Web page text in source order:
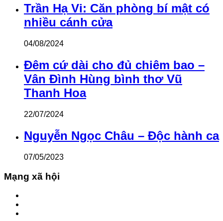
Trần Hạ Vi: Căn phòng bí mật có
nhiều cánh cửa
04/08/2024
Đêm cứ dài cho đủ chiêm bao –
Vân Đình Hùng bình thơ Vũ
Thanh Hoa
22/07/2024
Nguyễn Ngọc Châu – Độc hành ca
07/05/2023
Mạng xã hội